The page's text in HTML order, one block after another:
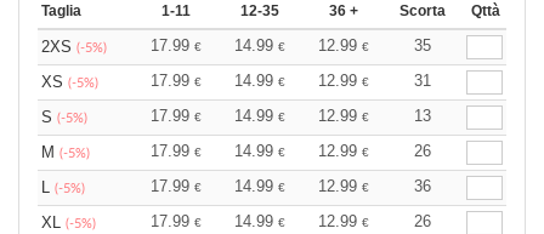
Taglia 1-11 12-35 36 + Scorta Qttà
2XS (-5%) 17.99 € 14.99 € 12.99 €
35
XS (-5%) 17.99 € 14.99 € 12.99 €
31
S (-5%) 17.99 € 14.99 € 12.99 €
13
M (-5%) 17.99 € 14.99 € 12.99 €
26
L (-5%) 17.99 € 14.99 € 12.99 €
36
XL (-5%) 17.99 € 14.99 € 12.99 €
26